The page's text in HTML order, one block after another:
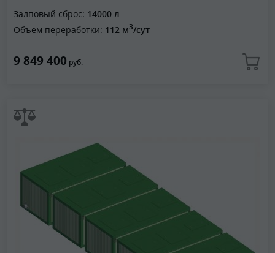
Залповый сброс: 14000 л
Объем переработки: 112 м3/сут
9 849 400 руб.